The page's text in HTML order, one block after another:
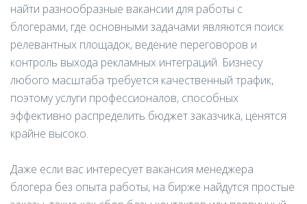
найти разнообразные вакансии для работы с
блогерами, где основными задачами являются поиск
релевантных площадок, ведение переговоров и
контроль выхода рекламных интеграций. Бизнесу
любого масштаба требуется качественный трафик,
поэтому услуги профессионалов, способных
эффективно распределить бюджет заказчика, ценятся
крайне высоко.
Даже если вас интересует вакансия менеджера
блогера без опыта работы, на бирже найдутся простые